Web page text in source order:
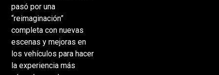
pasó por una
“reimaginación”
completa con nuevas
escenas y mejoras en
los vehículos para hacer
la experiencia más